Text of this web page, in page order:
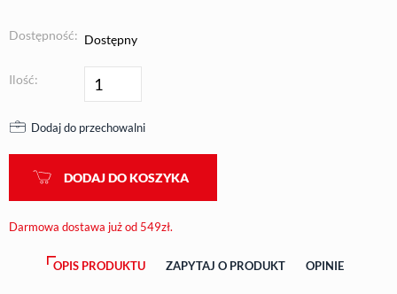
Dostępność: Dostępny
Ilość:
Dodaj do przechowalni
DODAJ DO KOSZYKA
Darmowa dostawa już od 549zł.
OPIS PRODUKTU ZAPYTAJ O PRODUKT OPINIE